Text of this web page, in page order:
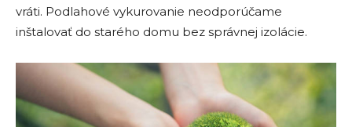
vráti. Podlahové vykurovanie neodporúčame
inštalovať do starého domu bez správnej izolácie.